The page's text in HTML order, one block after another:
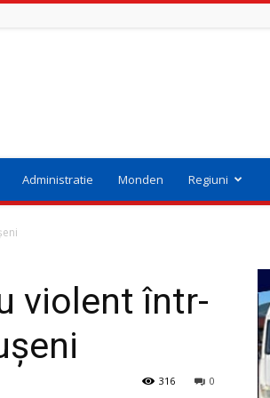
Administratie Monden Regiuni
violent într-
0
316